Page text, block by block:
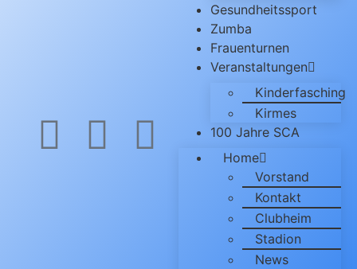
Gesundheitssport
Zumba
Frauenturnen
Veranstaltungen
Kinderfasching
Kirmes
100 Jahre SCA
Home
Vorstand
Kontakt
Clubheim
Stadion
News